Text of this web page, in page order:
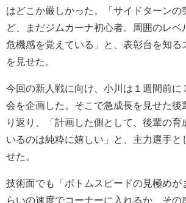
はどこか厳しかった。「サイドターンの
ど、まだジムカーナ初心者。周囲のレベ
危機感を覚えている」と、表彰台を知る
を見せた。
今回の新人戦に向け、小川は１週間前に
会を企画した。そこで急成長を見せた後
り返り、「計画した側として、後輩の育
いるのは純粋に嬉しい」と、主力選手と
せた。
技術面でも「ボトムスピードの見極めが
らいの速度でコーナーに入れるか、その